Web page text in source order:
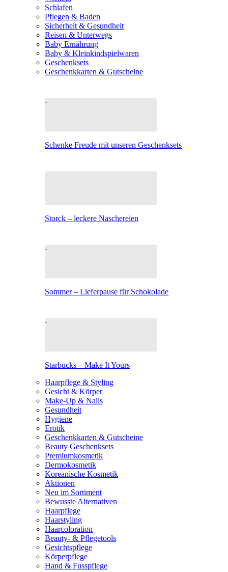
Schlafen
Pflegen & Baden
Sicherheit & Gesundheit
Reisen & Unterwegs
Baby Ernährung
Baby & Kleinkindspielwaren
Geschenksets
Geschenkkarten & Gutscheine
Schenke Freude mit unseren Geschenksets
Storck – leckere Naschereien
Sommer – Lieferpause für Schokolade
Starbucks – Make It Yours
Haarpflege & Styling
Gesicht & Körper
Make-Up & Nails
Gesundheit
Hygiene
Erotik
Geschenkkarten & Gutscheine
Beauty Geschenksets
Premiumkosmetik
Dermokosmetik
Koreanische Kosmetik
Aktionen
Neu im Sortiment
Bewusste Alternativen
Haarpflege
Haarstyling
Haarcoloration
Beauty- & Pflegetools
Gesichtspflege
Körperpflege
Hand & Fusspflege